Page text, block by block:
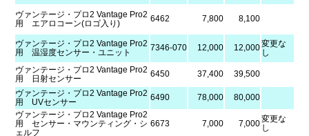
ヴァンテージ・プロ2 Vantage Pro2
用 エアロコーン(ロゴ入り)
6462 7,800 8,100
ヴァンテージ・プロ2 Vantage Pro2
用 温湿度センサー・ユニット
7346-070 12,000 12,000変更な
し
ヴァンテージ・プロ2 Vantage Pro2
用 日射センサー
6450 37,400
39,500
ヴァンテージ・プロ2 Vantage Pro2
用 UVセンサー
6490 78,000
80,000
ヴァンテージ・プロ2 Vantage Pro2
用 センサー・マウンティング・シ
ェルフ
6673 7,000 7,000変更な
し